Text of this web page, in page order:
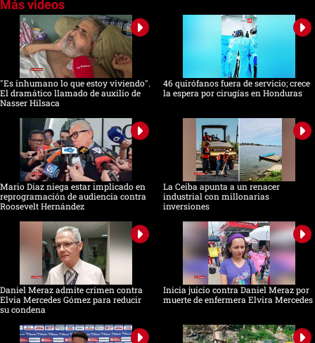
seconds
seconds
"Es inhumano lo que estoy viviendo".
El dramático llamado de auxilio de
Nasser Hilsaca
46 quirófanos fuera de servicio; crece
la espera por cirugías en Honduras
Mario Díaz niega estar implicado en
reprogramación de audiencia contra
Roosevelt Hernández
La Ceiba apunta a un renacer
industrial con millonarias
inversiones
Daniel Meraz admite crimen contra
Elvia Mercedes Gómez para reducir
su condena
Inicia juicio contra Daniel Meraz por
muerte de enfermera Elvira Mercedes